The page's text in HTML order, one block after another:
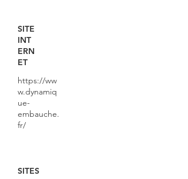
SITE
INT
ERN
ET
https://ww
w.dynamiq
ue-
embauche.
fr/
SITES